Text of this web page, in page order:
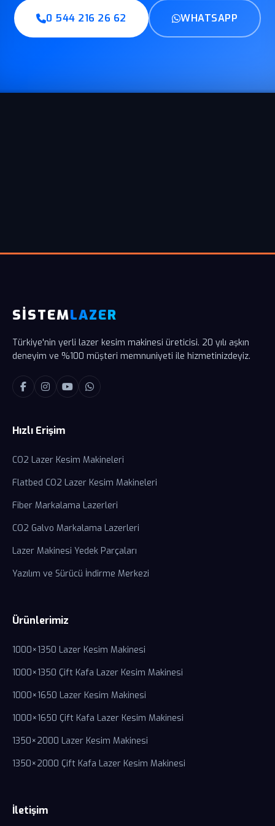
0 544 216 26 62 WHATSAPP
SİSTEMLAZER
Türkiye'nin yerli lazer kesim makinesi üreticisi. 20 yılı aşkın
deneyim ve %100 müşteri memnuniyeti ile hizmetinizdeyiz.
Hızlı Erişim
CO2 Lazer Kesim Makineleri
Flatbed CO2 Lazer Kesim Makineleri
Fiber Markalama Lazerleri
CO2 Galvo Markalama Lazerleri
Lazer Makinesi Yedek Parçaları
Yazılım ve Sürücü İndirme Merkezi
Ürünlerimiz
1000×1350 Lazer Kesim Makinesi
1000×1350 Çift Kafa Lazer Kesim Makinesi
1000×1650 Lazer Kesim Makinesi
1000×1650 Çift Kafa Lazer Kesim Makinesi
1350×2000 Lazer Kesim Makinesi
1350×2000 Çift Kafa Lazer Kesim Makinesi
İletişim